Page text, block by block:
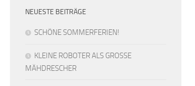
NEUESTE BEITRÄGE
SCHÖNE SOMMERFERIEN!
KLEINE ROBOTER ALS GROSSE
MÄHDRESCHER